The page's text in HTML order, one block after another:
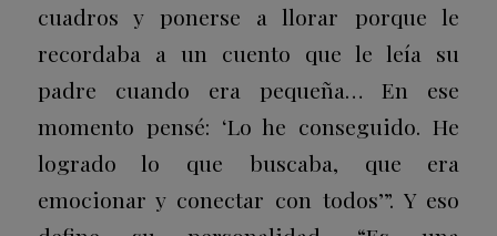
cuadros y ponerse a llorar porque le
recordaba a un cuento que le leía su
padre cuando era pequeña… En ese
momento pensé: ‘Lo he conseguido. He
logrado lo que buscaba, que era
emocionar y conectar con todos’”. Y eso